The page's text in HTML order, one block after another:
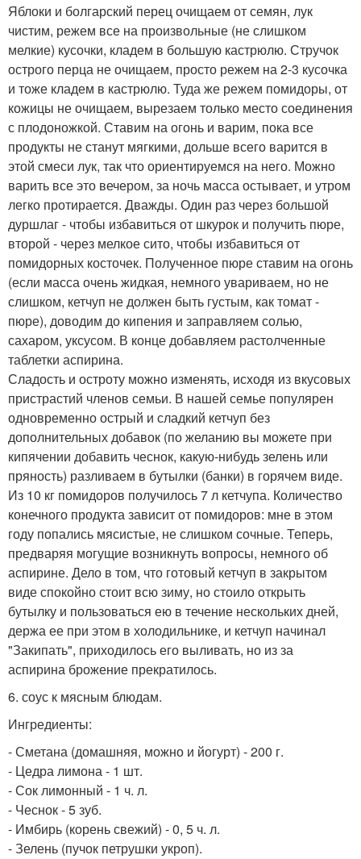
Яблоки и болгарский перец очищаем от семян, лук
чистим, режем все на произвольные (не слишком
мелкие) кусочки, кладем в большую кастрюлю. Стручок
острого перца не очищаем, просто режем на 2-3 кусочка
и тоже кладем в кастрюлю. Туда же режем помидоры, от
кожицы не очищаем, вырезаем только место соединения
с плодоножкой. Ставим на огонь и варим, пока все
продукты не станут мягкими, дольше всего варится в
этой смеси лук, так что ориентируемся на него. Можно
варить все это вечером, за ночь масса остывает, и утром
легко протирается. Дважды. Один раз через большой
дуршлаг - чтобы избавиться от шкурок и получить пюре,
второй - через мелкое сито, чтобы избавиться от
помидорных косточек. Полученное пюре ставим на огонь
(если масса очень жидкая, немного увариваем, но не
слишком, кетчуп не должен быть густым, как томат -
пюре), доводим до кипения и заправляем солью,
сахаром, уксусом. В конце добавляем растолченные
таблетки аспирина.
Сладость и остроту можно изменять, исходя из вкусовых
пристрастий членов семьи. В нашей семье популярен
одновременно острый и сладкий кетчуп без
дополнительных добавок (по желанию вы можете при
кипячении добавить чеснок, какую-нибудь зелень или
пряность) разливаем в бутылки (банки) в горячем виде.
Из 10 кг помидоров получилось 7 л кетчупа. Количество
конечного продукта зависит от помидоров: мне в этом
году попались мясистые, не слишком сочные. Теперь,
предваряя могущие возникнуть вопросы, немного об
аспирине. Дело в том, что готовый кетчуп в закрытом
виде спокойно стоит всю зиму, но стоило открыть
бутылку и пользоваться ею в течение нескольких дней,
держа ее при этом в холодильнике, и кетчуп начинал
"Закипать", приходилось его выливать, но из за
аспирина брожение прекратилось.
6. соус к мясным блюдам.
Ингредиенты:
- Сметана (домашняя, можно и йогурт) - 200 г.
- Цедра лимона - 1 шт.
- Сок лимонный - 1 ч. л.
- Чеснок - 5 зуб.
- Имбирь (корень свежий) - 0, 5 ч. л.
- Зелень (пучок петрушки укроп).